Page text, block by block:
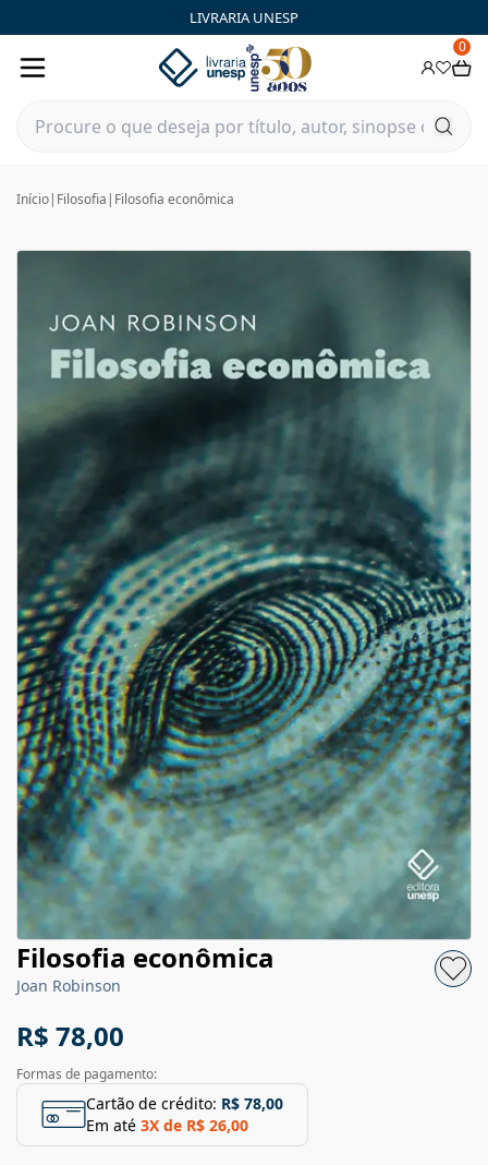
LIVRARIA UNESP
0
Início| Filosofia | Filosofia econômica
Filosofia econômica
Joan Robinson
R$ 78,00
Formas de pagamento:
Cartão de crédito: R$ 78,00
Em até 3X de R$ 26,00